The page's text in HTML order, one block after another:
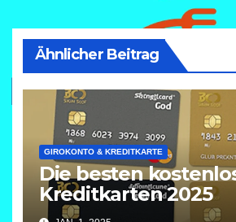
Ähnlicher Beitrag
GIROKONTO & KREDITKARTE
Die besten
Kreditkarten 2025